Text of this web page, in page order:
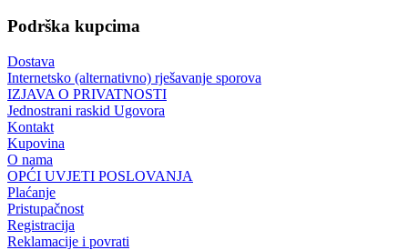
Podrška kupcima
Dostava
Internetsko (alternativno) rješavanje sporova
IZJAVA O PRIVATNOSTI
Jednostrani raskid Ugovora
Kontakt
Kupovina
O nama
OPĆI UVJETI POSLOVANJA
Plaćanje
Pristupačnost
Registracija
Reklamacije i povrati